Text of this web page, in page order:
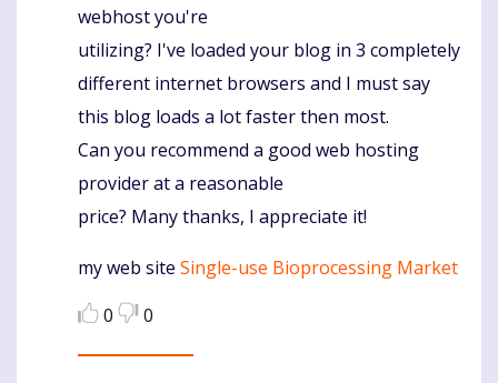
webhost you're
utilizing? I've loaded your blog in 3 completely
different internet browsers and I must say
this blog loads a lot faster then most.
Can you recommend a good web hosting
provider at a reasonable
price? Many thanks, I appreciate it!
my web site Single-use Bioprocessing Market
0
0